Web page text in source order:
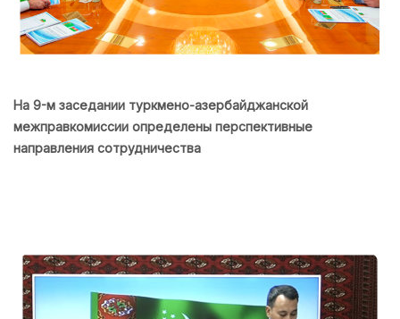
На 9-м заседании туркмено-азербайджанской
межправкомиссии определены перспективные
направления сотрудничества